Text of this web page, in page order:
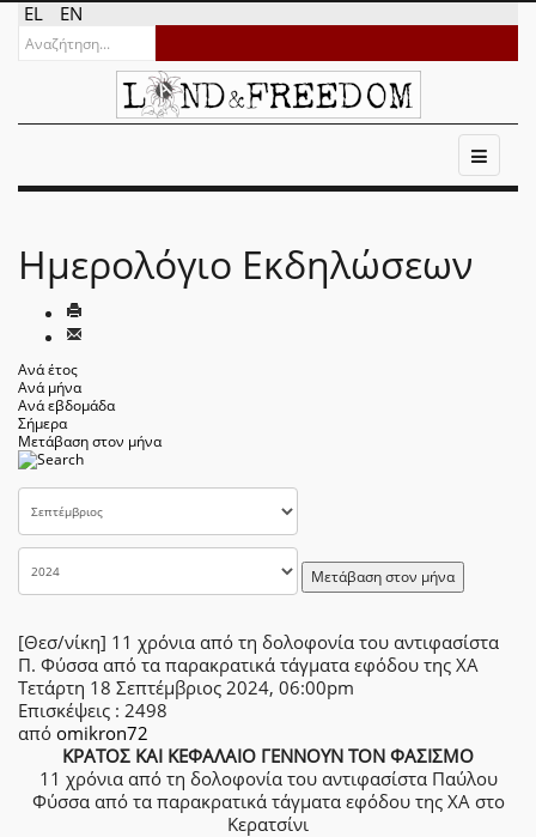
EL EN
Ημερολόγιο Εκδηλώσεων
Ανά έτος
Ανά μήνα
Ανά εβδομάδα
Σήμερα
Μετάβαση στον μήνα
Μετάβαση στον μήνα
[Θεσ/νίκη] 11 χρόνια από τη δολοφονία του αντιφασίστα
Π. Φύσσα από τα παρακρατικά τάγματα εφόδου της ΧΑ
Τετάρτη 18 Σεπτέμβριος 2024, 06:00pm
Επισκέψεις : 2498
από omikron72
ΚΡΑΤΟΣ ΚΑΙ ΚΕΦΑΛΑΙΟ ΓΕΝΝΟΥΝ ΤΟΝ ΦΑΣΙΣΜΟ
11 χρόνια από τη δολοφονία του αντιφασίστα Παύλου
Φύσσα από τα παρακρατικά τάγματα εφόδου της ΧΑ στο
Κερατσίνι